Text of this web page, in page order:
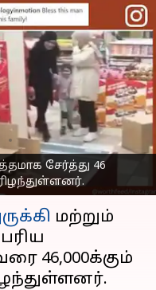
சேர்த்து 46
வழங்கிய
06:45 pm
மற்றும்
46,000க்கும்